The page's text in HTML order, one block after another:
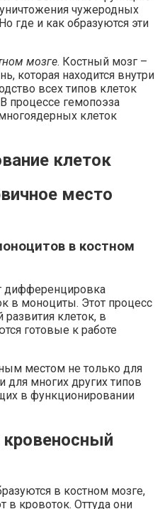
чужеродных
где и как образуются эти
мозге. Костный мозг –
которая находится внутри
всех типов клеток
процессе гемопоэза
клеток
клеток
место
в костном
дифференцировка
в моноциты. Этот процесс
клеток, в
готовые к работе
местом не только для
для многих других типов
в функционировании
в костном мозге,
в кровоток. Оттуда они